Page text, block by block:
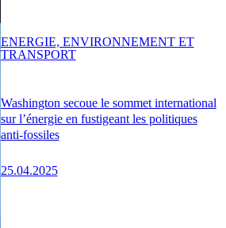
Washington secoue le sommet international
sur l’énergie en fustigeant les politiques
anti-fossiles
25.04.2025
ENERGIE, ENVIRONNEMENT ET
TRANSPORT